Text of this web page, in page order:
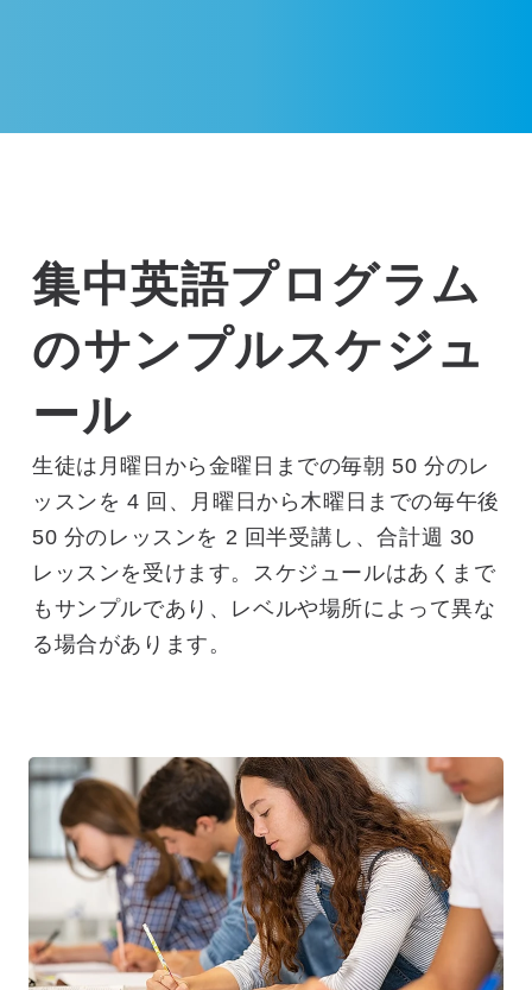
集中英語プログラム
のサンプルスケジュ
ール
生徒は月曜日から金曜日までの毎朝 50 分のレ
ッスンを 4 回、月曜日から木曜日までの毎午後
50 分のレッスンを 2 回半受講し、合計週 30
レッスンを受けます。スケジュールはあくまで
もサンプルであり、レベルや場所によって異な
る場合があります。